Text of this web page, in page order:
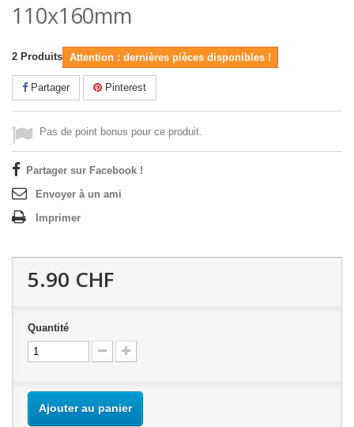
110x160mm
2 Produits Attention : dernières pièces disponibles !
Partager Pinterest
Pas de point bonus pour ce produit.
Partager sur Facebook !
Envoyer à un ami
Imprimer
5.90 CHF
Quantité
Ajouter au panier